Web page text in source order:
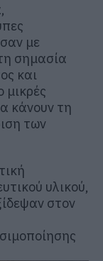
με
σημασία
και
κάνουν τη
των
υλικού,
στον